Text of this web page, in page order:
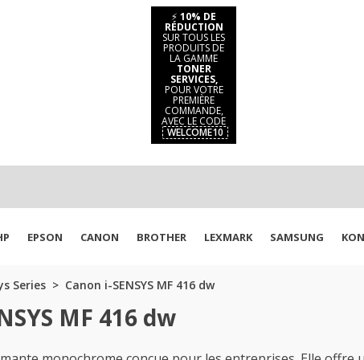
⚡ 10% DE
RÉDUCTION
SUR TOUS LES
PRODUITS DE
LA GAMME
TONER
SERVICES,
POUR VOTRE
PREMIÈRE
COMMANDE,
AVEC LE CODE
WELCOME10
EPSON CANON BROTHER LEXMARK SAMSUNG
Series Canon i-SENSYS MF 416 dw
MF 416 dw